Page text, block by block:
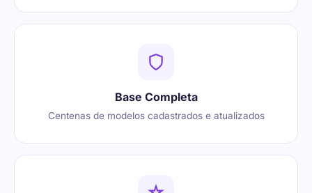
Base Completa
Centenas de modelos cadastrados e atualizados